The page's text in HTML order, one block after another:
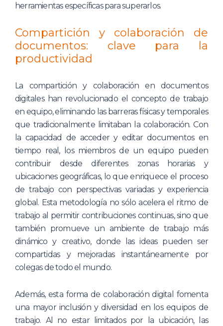
herramientas específicas para superarlos.
Compartición y colaboración de
documentos: clave para la
productividad
La compartición y colaboración en documentos
digitales han revolucionado el concepto de trabajo
en equipo, eliminando las barreras físicas y temporales
que tradicionalmente limitaban la colaboración. Con
la capacidad de acceder y editar documentos en
tiempo real, los miembros de un equipo pueden
contribuir desde diferentes zonas horarias y
ubicaciones geográficas, lo que enriquece el proceso
de trabajo con perspectivas variadas y experiencia
global. Esta metodología no sólo acelera el ritmo de
trabajo al permitir contribuciones continuas, sino que
también promueve un ambiente de trabajo más
dinámico y creativo, donde las ideas pueden ser
compartidas y mejoradas instantáneamente por
colegas de todo el mundo.
Además, esta forma de colaboración digital fomenta
una mayor inclusión y diversidad en los equipos de
trabajo. Al no estar limitados por la ubicación, las